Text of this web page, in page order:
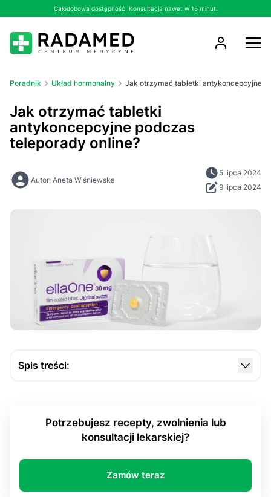
Całodobowa dostępność. Konsultacja nawet w 15 minut.
Poradnik Układ hormonalny Jak otrzymać tabletki antykoncepcyjne
Jak otrzymać tabletki
antykoncepcyjne podczas
teleporady online?
Autor: Aneta Wiśniewska
5 lipca 2024
9 lipca 2024
Spis treści:
indywidualnych
Przekonaj się sama jakie to proste!
Potrzebujesz recepty, zwolnienia lub
konsultacji lekarskiej?
Zamów teraz